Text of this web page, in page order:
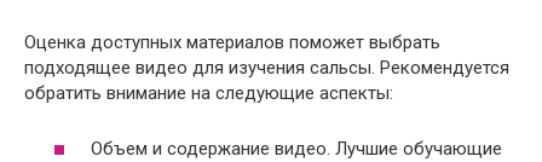
Оценка доступных материалов поможет выбрать
подходящее видео для изучения сальсы. Рекомендуется
обратить внимание на следующие аспекты:
Объем и содержание видео. Лучшие обучающие